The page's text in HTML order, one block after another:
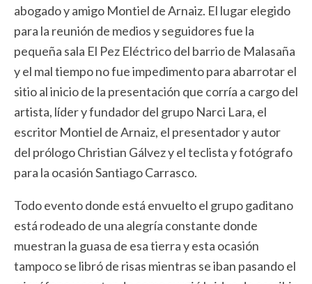
abogado y amigo Montiel de Arnaiz. El lugar elegido
para la reunión de medios y seguidores fue la
pequeña sala El Pez Eléctrico del barrio de Malasaña
y el mal tiempo no fue impedimento para abarrotar el
sitio al inicio de la presentación que corría a cargo del
artista, líder y fundador del grupo Narci Lara, el
escritor Montiel de Arnaiz, el presentador y autor
del prólogo Christian Gálvez y el teclista y fotógrafo
para la ocasión Santiago Carrasco.
Todo evento donde está envuelto el grupo gaditano
está rodeado de una alegría constante donde
muestran la guasa de esa tierra y esta ocasión
tampoco se libró de risas mientras se iban pasando el